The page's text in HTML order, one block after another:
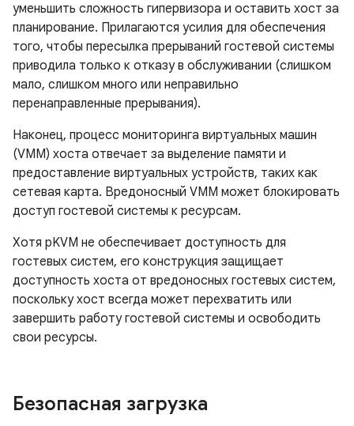
уменьшить сложность гипервизора и оставить хост за
планирование. Прилагаются усилия для обеспечения
того, чтобы пересылка прерываний гостевой системы
приводила только к отказу в обслуживании (слишком
мало, слишком много или неправильно
перенаправленные прерывания).
Наконец, процесс мониторинга виртуальных машин
(VMM) хоста отвечает за выделение памяти и
предоставление виртуальных устройств, таких как
сетевая карта. Вредоносный VMM может блокировать
доступ гостевой системы к ресурсам.
Хотя pKVM не обеспечивает доступность для
гостевых систем, его конструкция защищает
доступность хоста от вредоносных гостевых систем,
поскольку хост всегда может перехватить или
завершить работу гостевой системы и освободить
свои ресурсы.
Безопасная загрузка